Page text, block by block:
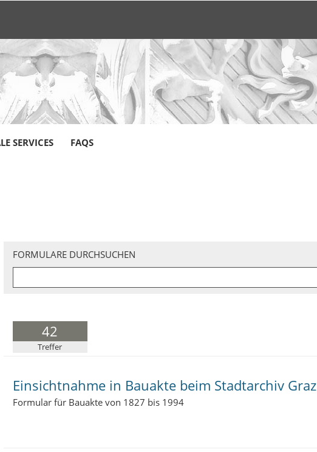
SERVICES FAQS
FORMULARE DURCHSUCHEN
42
Treffer
Einsichtnahme in Bauakte beim Stadtarchiv Graz
Formular für Bauakte von 1827 bis 1994